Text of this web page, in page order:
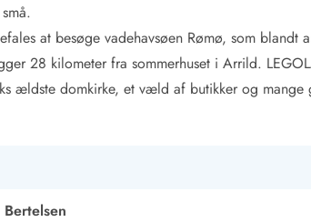
at besøge vadehavsøen Rømø, som blandt
28 kilometer fra sommerhuset i Arrild.
ældste domkirke, et væld af butikker og mange